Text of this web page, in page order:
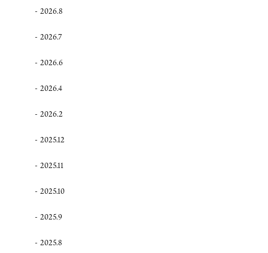
2026.8
2026.7
2026.6
2026.4
2026.2
2025.12
2025.11
2025.10
2025.9
2025.8